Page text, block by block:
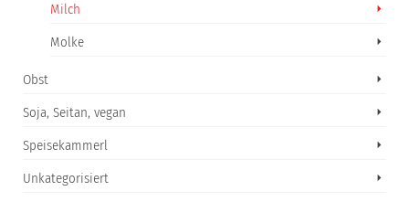
Milch
Molke
Obst
Soja, Seitan, vegan
Speisekammerl
Unkategorisiert